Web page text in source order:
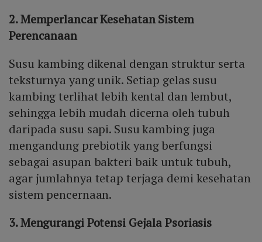
2. Memperlancar Kesehatan Sistem
Perencanaan
Susu kambing dikenal dengan struktur serta
teksturnya yang unik. Setiap gelas susu
kambing terlihat lebih kental dan lembut,
sehingga lebih mudah dicerna oleh tubuh
daripada susu sapi. Susu kambing juga
mengandung prebiotik yang berfungsi
sebagai asupan bakteri baik untuk tubuh,
agar jumlahnya tetap terjaga demi kesehatan
sistem pencernaan.
3. Mengurangi Potensi Gejala Psoriasis